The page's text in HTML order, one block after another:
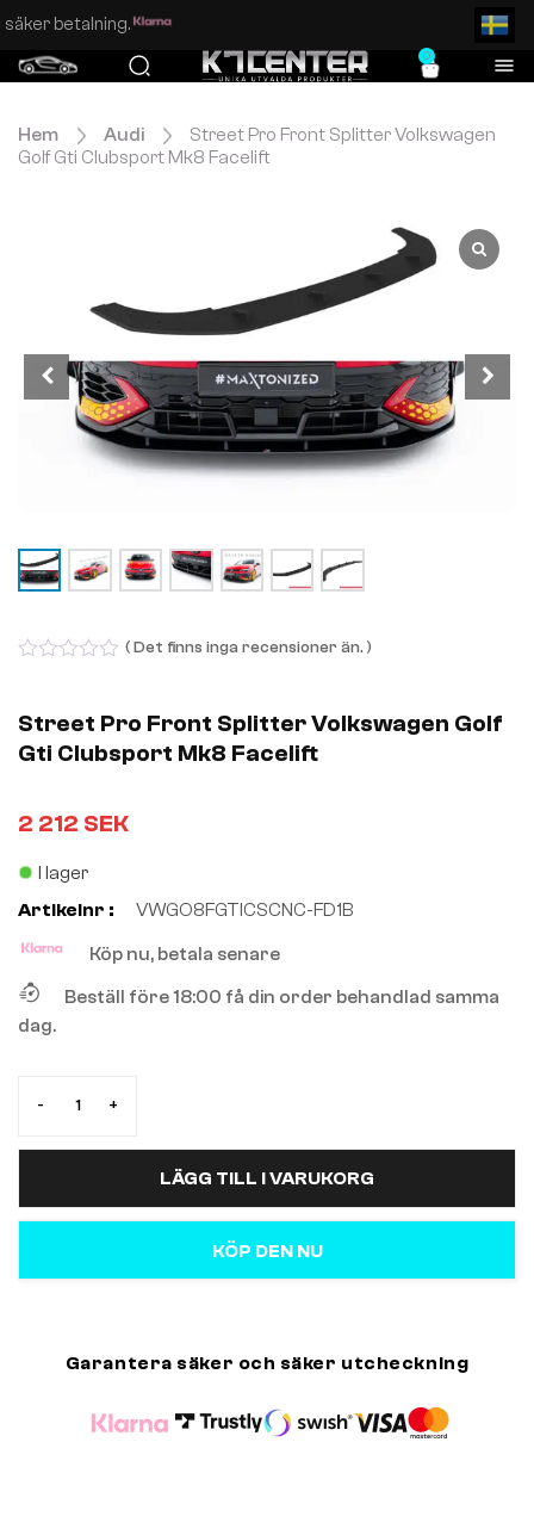
Enkel och säker betalning.
0
Hem Audi
Street Pro Front Splitter Volkswagen
Golf Gti Clubsport Mk8 Facelift
of
5
( Det finns inga recensioner än. )
Street Pro Front Splitter Volkswagen Golf
Gti Clubsport Mk8 Facelift
2 212 SEK
I lager
Artikelnr :
VWGO8FGTICSCNC-FD1B
Köp nu, betala senare
Beställ före 18:00 få din order behandlad samma
dag.
- +
LÄGG TILL I VARUKORG
KÖP DEN NU
Garantera säker och säker utcheckning